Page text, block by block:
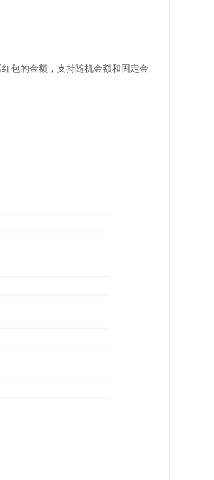
包的金额，支持随机金额和固定金